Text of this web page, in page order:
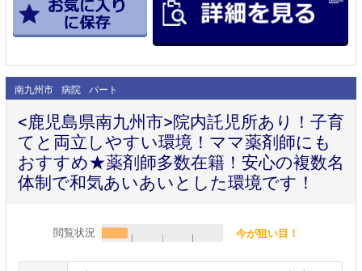
南九州市 病院 パート
<鹿児島県南九州市>院内託児所あり！子育
てと両立しやすい環境！ママ薬剤師にも
おすすめ★薬剤師多数在籍！安心の複数名
体制で和気あいあいとした環境です！
閲覧状況 今が狙い目！